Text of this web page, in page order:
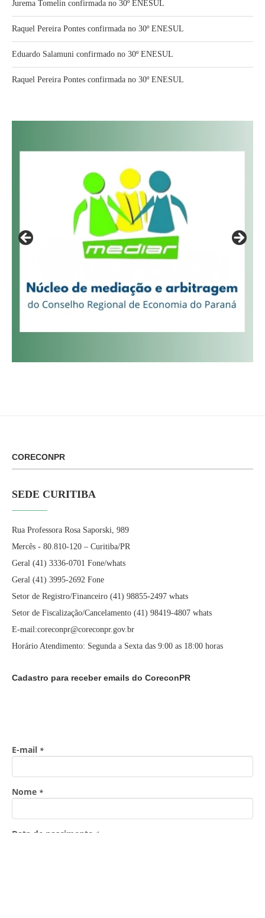
Jurema Tomelin confirmada no 30º ENESUL
Raquel Pereira Pontes confirmada no 30º ENESUL
Eduardo Salamuni confirmado no 30º ENESUL
Raquel Pereira Pontes confirmada no 30º ENESUL
CORECONPR
SEDE CURITIBA
Rua Professora Rosa Saporski, 989
Mercês - 80.810-120 – Curitiba/PR
Geral (41) 3336-0701 Fone/whats
Geral (41) 3995-2692 Fone
Setor de Registro/Financeiro (41) 98855-2497 whats
Setor de Fiscalização/Cancelamento (41) 98419-4807 whats
E-mail:coreconpr@coreconpr.gov.br
Horário Atendimento: Segunda a Sexta das 9:00 as 18:00 horas
Cadastro para receber emails do CoreconPR